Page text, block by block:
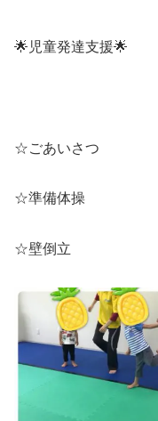
🌟児童発達支援🌟
☆ごあいさつ
☆準備体操
☆壁倒立